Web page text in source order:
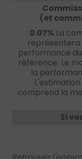
(et
0.07% La
représentera
performance
référence. Le
la
comprend la
Si